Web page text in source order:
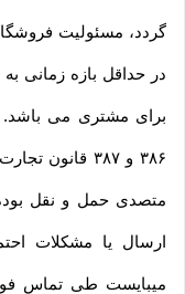
گردد، مسئولیت
در حداقل بازه زمانی
برای مشتری می باشد.
۳۸۶ و ۳۸۷
متصدی حمل و نقل
ارسال یا مشکلات
میبایست طی تماس